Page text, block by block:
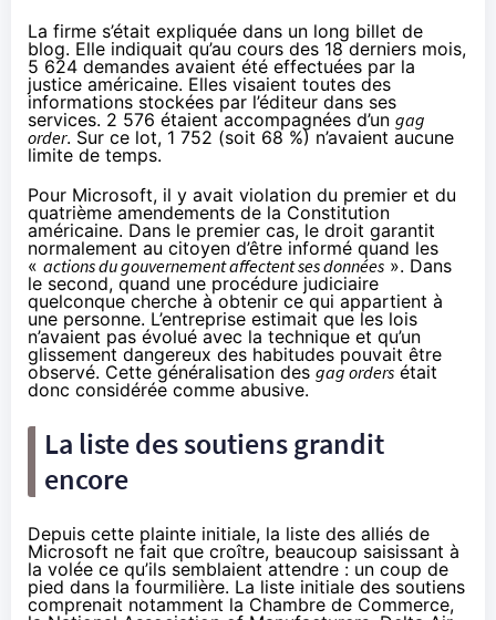
La firme s’était expliquée dans un long billet de
blog. Elle indiquait qu’au cours des 18 derniers mois,
5 624 demandes avaient été effectuées par la
justice américaine. Elles visaient toutes des
informations stockées par l’éditeur dans ses
services. 2 576 étaient accompagnées d’un gag
order. Sur ce lot, 1 752 (soit 68 %) n’avaient aucune
limite de temps.
Pour Microsoft, il y avait violation du premier et du
quatrième amendements de la Constitution
américaine. Dans le premier cas, le droit garantit
normalement au citoyen d’être informé quand les
« actions du gouvernement affectent ses données ». Dans
le second, quand une procédure judiciaire
quelconque cherche à obtenir ce qui appartient à
une personne. L’entreprise estimait que les lois
n’avaient pas évolué avec la technique et qu’un
glissement dangereux des habitudes pouvait être
observé. Cette généralisation des gag orders était
donc considérée comme abusive.
La liste des soutiens grandit
encore
Depuis cette plainte initiale, la liste des alliés de
Microsoft ne fait que croître, beaucoup saisissant à
la volée ce qu’ils semblaient attendre : un coup de
pied dans la fourmilière. La liste initiale des soutiens
comprenait notamment la Chambre de Commerce,